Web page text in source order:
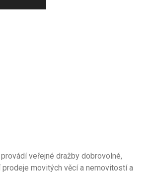
provádí veřejné dražby dobrovolné,
movitých věcí a nemovitostí a